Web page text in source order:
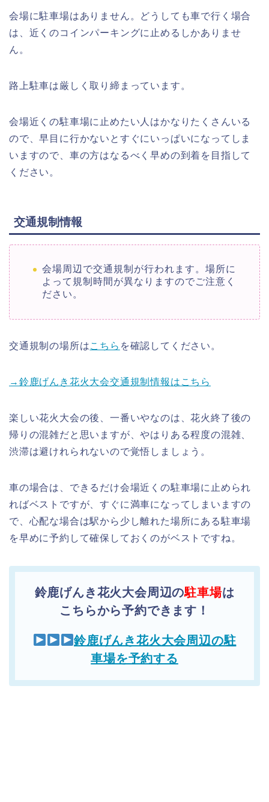
会場に駐車場はありません。どうしても車で行く場合
は、近くのコインパーキングに止めるしかありませ
ん。
路上駐車は厳しく取り締まっています。
会場近くの駐車場に止めたい人はかなりたくさんいる
ので、早目に行かないとすぐにいっぱいになってしま
いますので、車の方はなるべく早めの到着を目指して
ください。
交通規制情報
会場周辺で交通規制が行われます。場所に
よって規制時間が異なりますのでご注意く
ださい。
交通規制の場所はこちら を確認してください。
→鈴鹿げんき花火大会交通規制情報はこちら
楽しい花火大会の後、一番いやなのは、花火終了後の
帰りの混雑だと思いますが、やはりある程度の混雑、
渋滞は避けれられないので覚悟しましょう。
車の場合は、できるだけ会場近くの駐車場に止められ
ればベストですが、すぐに満車になってしまいますの
で、心配な場合は駅から少し離れた場所にある駐車場
を早めに予約して確保しておくのがベストですね。
鈴鹿げんき花火大会周辺の駐車場は
こちらから予約できます！
鈴鹿げんき花火大会周辺の駐
車場を予約する